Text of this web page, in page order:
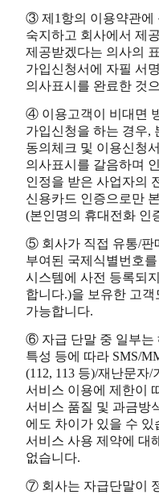
③ 제1항의 이용약관에
숙지하고 회사에서 제
제공받겠다는 의사의
가입신청서에 자필 서
의사표시를 완료한 것
④ 이용고객이 비대면
가입신청을 하는 경우,
동의체크 및 이용신청
의사표시를 갈음하며
인정을 받은 사업자의
신용카드 인증으로만
(본인명의 휴대전화 인
⑤ 회사가 직접 유통/판
부여된 국제식별번호
시스템에 사전 등록되
합니다.)을 보유한 고객
가능합니다.
⑥ 자급 단말 중 일부는
특성 등에 따라 SMS/
(112, 113 등)/재난문자
서비스 이용에 제한이
서비스 품질 및 과금방
에도 차이가 있을 수
서비스 사용 제약에 대
없습니다.
⑦ 회사는 자급단말이